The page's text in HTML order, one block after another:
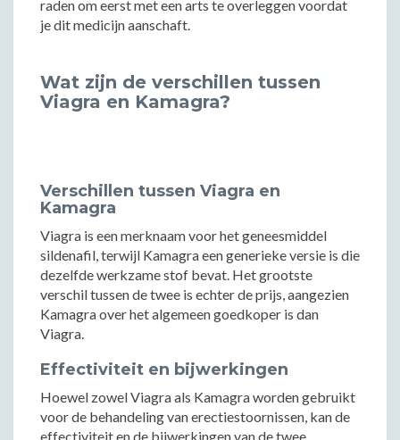
raden om eerst met een arts te overleggen voordat
je dit medicijn aanschaft.
Wat zijn de verschillen tussen
Viagra en Kamagra?
Verschillen tussen Viagra en
Kamagra
Viagra is een merknaam voor het geneesmiddel
sildenafil, terwijl Kamagra een generieke versie is die
dezelfde werkzame stof bevat. Het grootste
verschil tussen de twee is echter de prijs, aangezien
Kamagra over het algemeen goedkoper is dan
Viagra.
Effectiviteit en bijwerkingen
Hoewel zowel Viagra als Kamagra worden gebruikt
voor de behandeling van erectiestoornissen, kan de
effectiviteit en de bijwerkingen van de twee